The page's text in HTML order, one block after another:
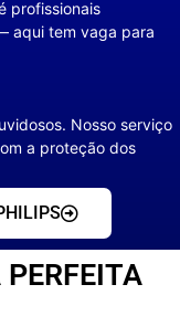
profissionais
aqui tem vaga para
Nosso serviço
a proteção dos